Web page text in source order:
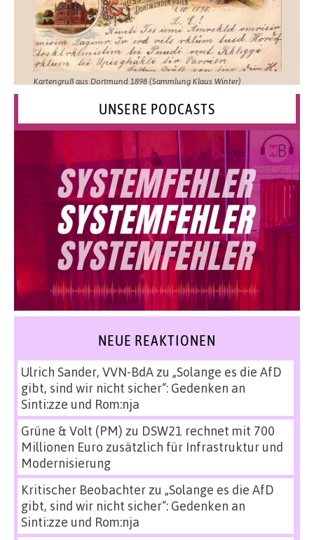
Kartengruß aus Dortmund 1898 (Sammlung Klaus Winter)
UNSERE PODCASTS
NEUE REAKTIONEN
Ulrich Sander, VVN-BdAzu „Solange es die AfD
gibt, sind wir nicht sicher“: Gedenken an
Sinti:zze und Rom:nja
Grüne & Volt (PM) zu DSW21 rechnet mit 700
Millionen Euro zusätzlich für Infrastruktur und
Modernisierung
Kritischer Beobachterzu „Solange es die AfD
gibt, sind wir nicht sicher“: Gedenken an
Sinti:zze und Rom:nja